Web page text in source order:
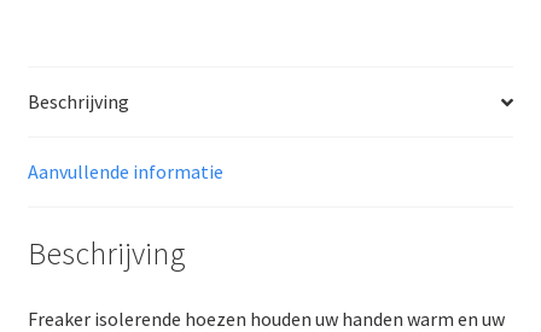
Beschrijving
Aanvullende informatie
Beschrijving
Freaker isolerende hoezen houden uw handen warm en uw